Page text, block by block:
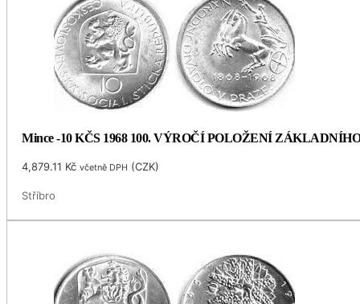
Mince -10 KČS 1968 100. VÝROČÍ POLOŽENÍ
4,879.11 Kč včetně DPH (CZK)
Stříbro